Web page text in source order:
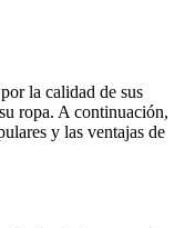
la calidad de sus
ropa. A continuación,
y las ventajas de